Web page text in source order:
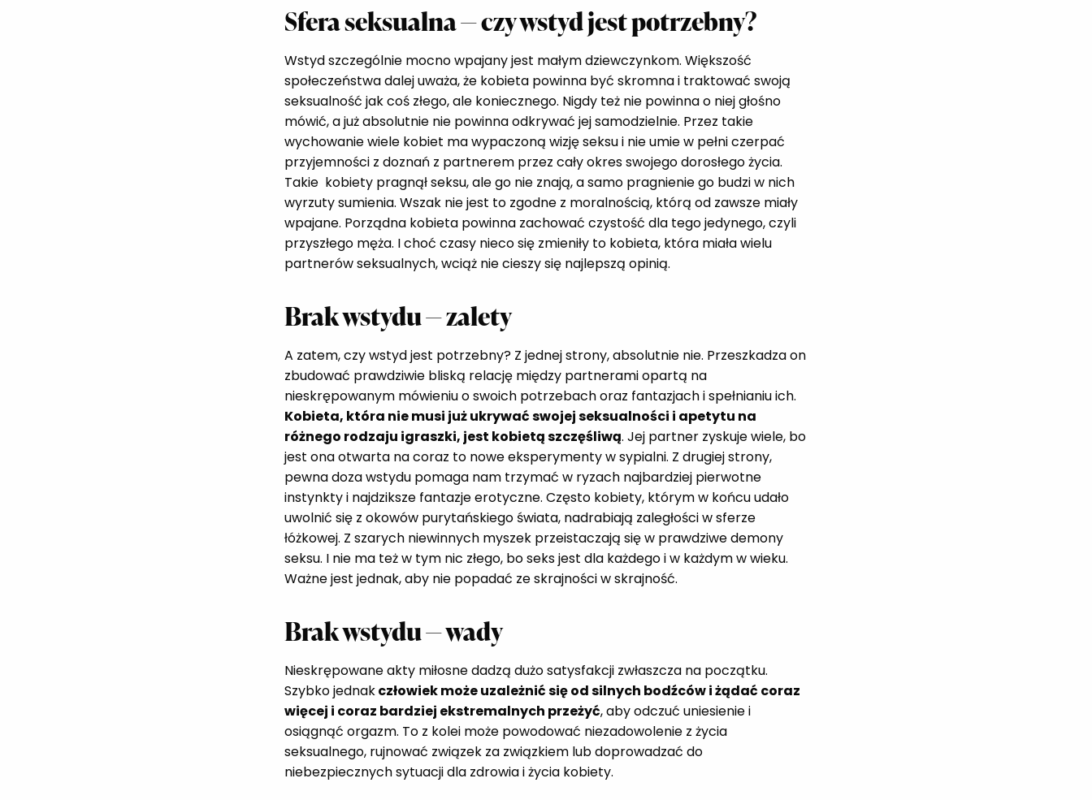
Sfera seksualna — czy wstyd jest potrzebny?
Wstyd szczególnie mocno wpajany jest małym dziewczynkom. Większość
społeczeństwa dalej uważa, że kobieta powinna być skromna i traktować swoją
seksualność jak coś złego, ale koniecznego. Nigdy też nie powinna o niej głośno
mówić, a już absolutnie nie powinna odkrywać jej samodzielnie. Przez takie
wychowanie wiele kobiet ma wypaczoną wizję seksu i nie umie w pełni czerpać
przyjemności z doznań z partnerem przez cały okres swojego dorosłego życia.
Takie kobiety pragnął seksu, ale go nie znają, a samo pragnienie go budzi w nich
wyrzuty sumienia. Wszak nie jest to zgodne z moralnością, którą od zawsze miały
wpajane. Porządna kobieta powinna zachować czystość dla tego jedynego, czyli
przyszłego męża. I choć czasy nieco się zmieniły to kobieta, która miała wielu
partnerów seksualnych, wciąż nie cieszy się najlepszą opinią.
Brak wstydu — zalety
A zatem, czy wstyd jest potrzebny? Z jednej strony, absolutnie nie. Przeszkadza on
zbudować prawdziwie bliską relację między partnerami opartą na
nieskrępowanym mówieniu o swoich potrzebach oraz fantazjach i spełnianiu ich.
Kobieta, która nie musi już ukrywać swojej seksualności i apetytu na
różnego rodzaju igraszki, jest kobietą szczęśliwą. Jej partner zyskuje wiele, bo
jest ona otwarta na coraz to nowe eksperymenty w sypialni. Z drugiej strony,
pewna doza wstydu pomaga nam trzymać w ryzach najbardziej pierwotne
instynkty i najdziksze fantazje erotyczne. Często kobiety, którym w końcu udało
uwolnić się z okowów purytańskiego świata, nadrabiają zaległości w sferze
łóżkowej. Z szarych niewinnych myszek przeistaczają się w prawdziwe demony
seksu. I nie ma też w tym nic złego, bo seks jest dla każdego i w każdym w wieku.
Ważne jest jednak, aby nie popadać ze skrajności w skrajność.
Brak wstydu — wady
Nieskrępowane akty miłosne dadzą dużo satysfakcji zwłaszcza na początku.
Szybko jednakczłowiek może uzależnić się od silnych bodźców i żądać coraz
więcej i coraz bardziej ekstremalnych przeżyć, aby odczuć uniesienie i
osiągnąć orgazm. To z kolei może powodować niezadowolenie z życia
seksualnego, rujnować związek za związkiem lub doprowadzać do
niebezpiecznych sytuacji dla zdrowia i życia kobiety.